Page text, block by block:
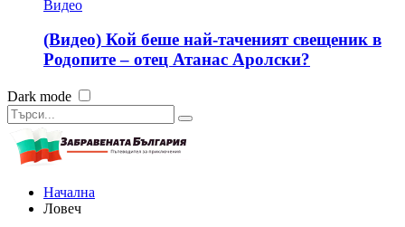
Видео
(Видео) Кой беше най-таченият свещеник в
Родопите – отец Атанас Аролски?
Dark mode
Начална
Ловеч